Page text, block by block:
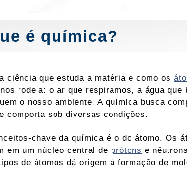
é química?
ciência que estuda a matéria e como os
rodeia: o ar que respiramos, a água
o nosso ambiente. A química busca
comporta sob diversas condições.
chave da química é o do átomo. Os
em um núcleo central de prótons e
de átomos dá origem à formação de